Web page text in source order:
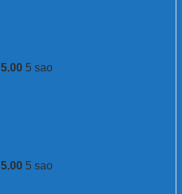
5.00 5 sao
5.00 5 sao